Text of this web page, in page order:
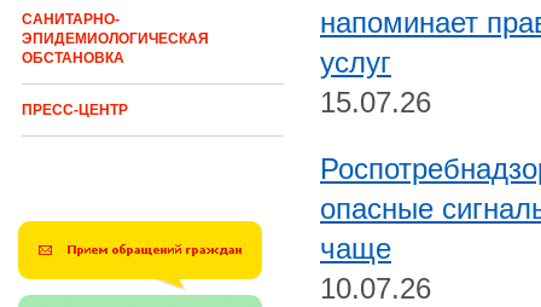
САНИТАРНО-
ЭПИДЕМИОЛОГИЧЕСКАЯ
ОБСТАНОВКА
ПРЕСС-ЦЕНТР
напоминает
услуг
15.07.26
опасные
чаще
10.07.26